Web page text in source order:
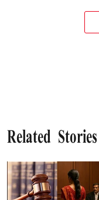
Related Stories